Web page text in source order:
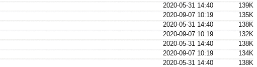
2020-05-31 14:40
139K
2020-09-07 10:19
135K
2020-05-31 14:40
138K
2020-09-07 10:19
132K
2020-05-31 14:40
138K
2020-09-07 10:19
134K
2020-05-31 14:40
138K